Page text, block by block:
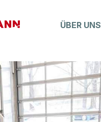
ÜBER UNS